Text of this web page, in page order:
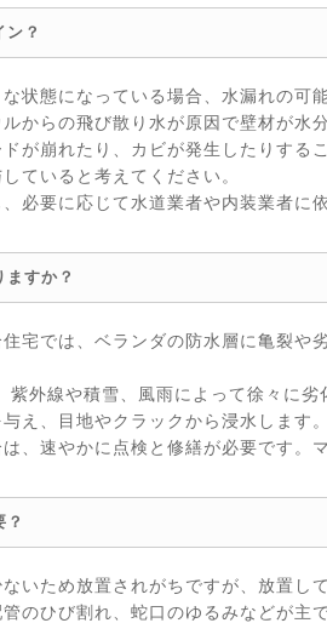
？
状態になっている場合、水漏れの可
からの飛び散り水が原因で壁材が水
が崩れたり、カビが発生したりする
ていると考えてください。
必要に応じて水道業者や内装業者に
すか？
宅では、ベランダの防水層に亀裂や
外線や積雪、風雨によって徐々に
え、目地やクラックから浸水します。
、速やかに点検と修繕が必要です。
いため放置されがちですが、放置し
のひび割れ、蛇口のゆるみなどが主